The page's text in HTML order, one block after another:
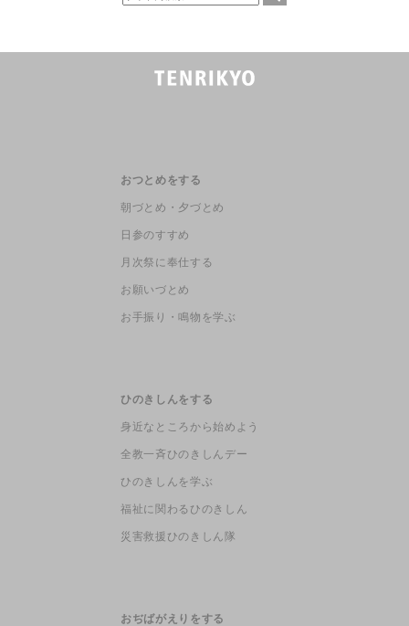
おつとめをする
朝づとめ・夕づとめ
日参のすすめ
月次祭に奉仕する
お願いづとめ
お手振り・鳴物を学ぶ
ひのきしんをする
身近なところから始めよう
全教一斉ひのきしんデー
ひのきしんを学ぶ
福祉に関わるひのきしん
災害救援ひのきしん隊
おぢばがえりをする